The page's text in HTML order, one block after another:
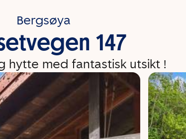
Bergsøya
147
hytte med fantastisk utsikt !